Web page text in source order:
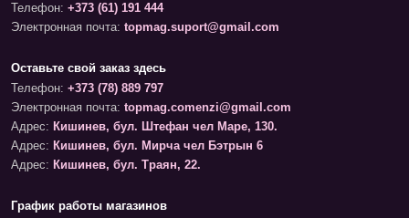
Телефон: +373 (61) 191 444
Электронная почта: topmag.suport@gmail.com
Оставьте свой заказ здесь
Телефон: +373 (78) 889 797
Электронная почта: topmag.comenzi@gmail.com
Адрес: Кишинев, бул. Штефан чел Маре, 130.
Адрес: Кишинев, бул. Мирча чел Бэтрын 6
Адрес: Кишинев, бул. Траян, 22.
График работы магазинов